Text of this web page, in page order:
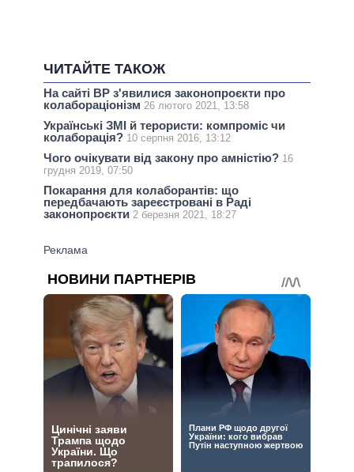
ЧИТАЙТЕ ТАКОЖ
На сайті ВР з'явилися законопроєкти про
колабораціонізм 26 лютого 2021, 13:58
Українські ЗМІ й терористи: компроміс чи
колаборація? 10 серпня 2016, 13:12
Чого очікувати від закону про амністію? 16
грудня 2019, 07:50
Покарання для колаборантів: що
передбачають зареєстровані в Раді
законопроєкти 2 березня 2021, 18:27